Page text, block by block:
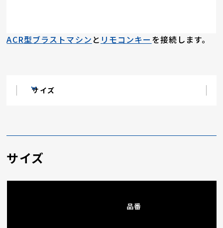
ACR型ブラストマシン と リモコンキー を接続します。
サイズ
サイズ
品番